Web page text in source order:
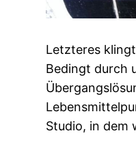
Letzteres
Bedingt durch
Studio, in dem